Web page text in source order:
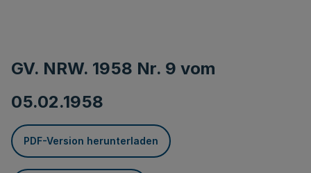
GV. NRW. 1958 Nr. 9 vom
05.02.1958
PDF-Version herunterladen